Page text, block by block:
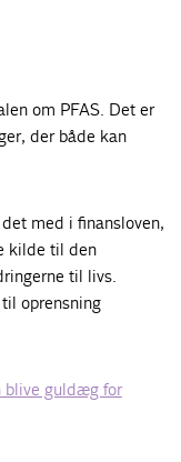
om PFAS. Det er
der både kan
med i finansloven,
kilde til den
til livs.
oprensning
blive guldæg for